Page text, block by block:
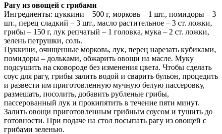
Рагу из овощей с грибами
Ингредиенты: цуккини – 500 г, морковь – 1 шт., помидоры – 3
шт., перец сладкий – 3 шт., масло растительное – 3 ст. ложки,
грибы – 150 г, лук репчатый – 1 головка, мука – 2 ст. ложки,
зелень петрушки, соль.
Цуккини, очищенные морковь, лук, перец нарезать кубиками,
помидоры – дольками, обжарить овощи на масле. Муку
подсушить на сковороде без изменения цвета. Чтобы сделать
соус для рагу, грибы залить водой и сварить бульон, процедить
и развести им приготовленную мучную белую пассеровку,
размешать, посолить, добавить рубленые грибы,
пассерованный лук и прокипятить в течение пяти минут.
Залить овощи приготовленным грибным соусом и тушить до
готовности. При подаче на стол посыпать рагу из овощей с
грибами зеленью.